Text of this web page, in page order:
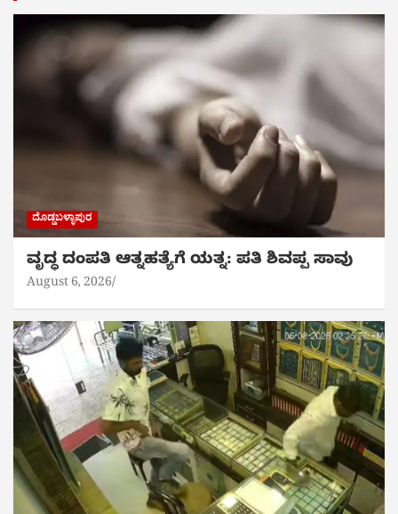
ದೊಡ್ಡಬಳ್ಳಾಪುರ
ವೃದ್ಧ ದಂಪತಿ ಆತ್ನಹತ್ಯೆಗೆ ಯತ್ನ: ಪತಿ ಶಿವಪ್ಪ ಸಾವು
August 6, 2026